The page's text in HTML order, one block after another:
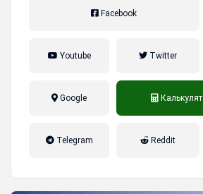
Facebook
Youtube Twitter
Google
Telegram Reddit